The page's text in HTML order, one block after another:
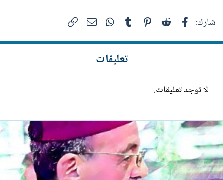
شارك: فيسبوك Reddit
Pinterest
Tumblr
WhatsAppالبريد الإلكتروني
تعليقات
لا توجد تعليقات.